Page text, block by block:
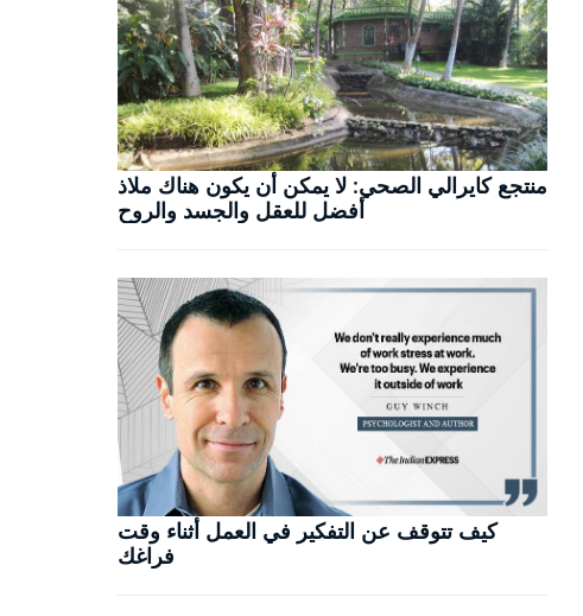
منتجع كايرالي الصحي: لا يمكن أن يكون هناك ملاذ
أفضل للعقل والجسد والروح
كيف تتوقف عن التفكير في العمل أثناء وقت
فراغك